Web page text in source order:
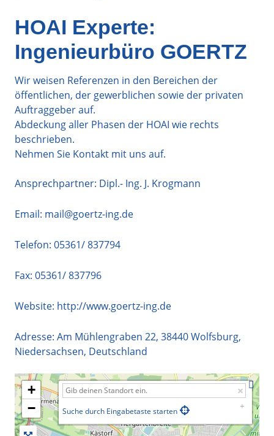
HOAI Experte:
Ingenieurbüro GOERTZ
Wir weisen Referenzen in den Bereichen der
öffentlichen, der gewerblichen sowie der privaten
Auftraggeber auf.
Abdeckung aller Phasen der HOAI wie rechts
beschrieben.
Nehmen Sie Kontakt mit uns auf.
Ansprechpartner: Dipl.- Ing. J. Krogmann
Email: mail@goertz-ing.de
Telefon: 05361/ 837794
Fax: 05361/ 837796
Website: http://www.goertz-ing.de
Adresse: Am Mühlengraben 22, 38440Wolfsburg,
Niedersachsen, Deutschland
+
−
Suche durch Eingabetaste starten